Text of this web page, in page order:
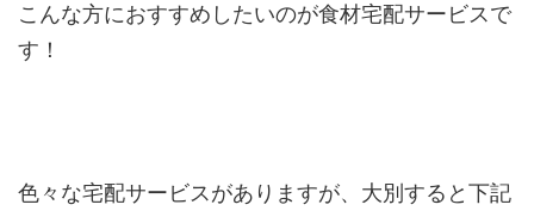
こんな方におすすめしたいのが食材宅配サービスで
す！
色々な宅配サービスがありますが、大別すると下記